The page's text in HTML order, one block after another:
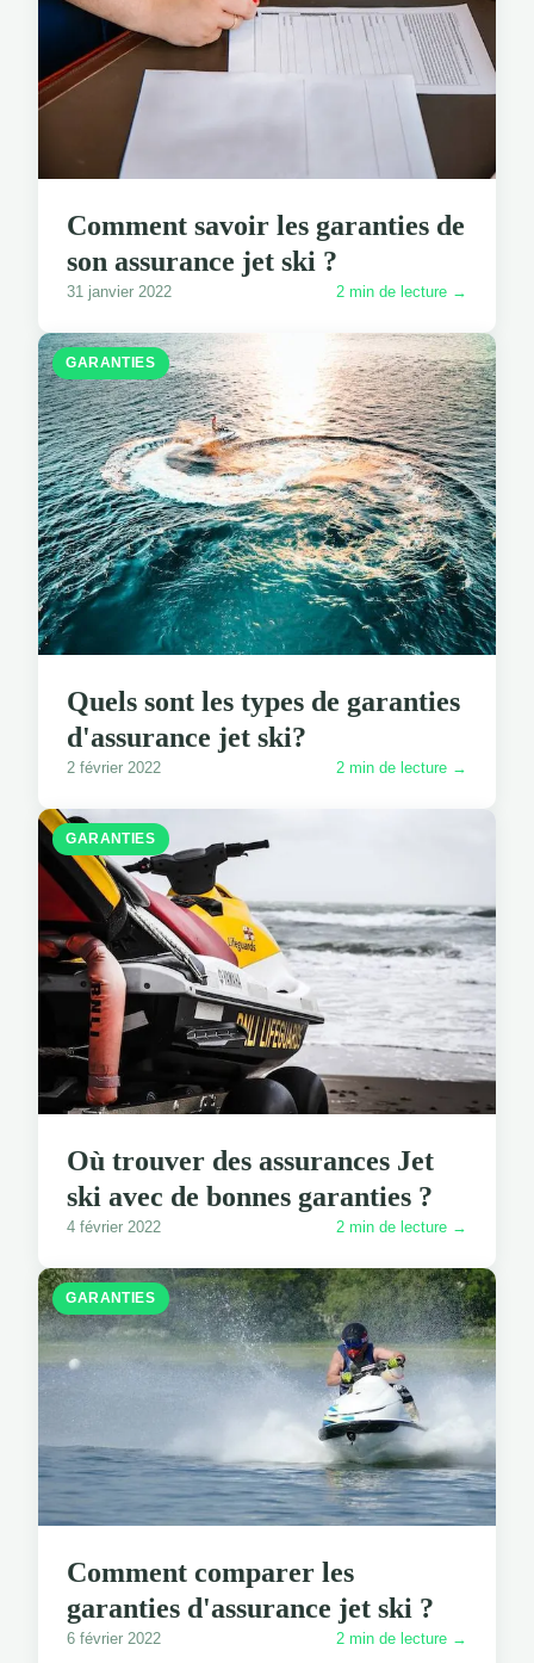
Comment savoir les garanties de
son assurance jet ski ?
31 janvier 2022 2 min de lecture →
GARANTIES
Quels sont les types de garanties
d'assurance jet ski?
2 février 2022 2 min de lecture →
GARANTIES
Où trouver des assurances Jet
ski avec de bonnes garanties ?
4 février 2022 2 min de lecture →
GARANTIES
Comment comparer les
garanties d'assurance jet ski ?
6 février 2022 2 min de lecture →